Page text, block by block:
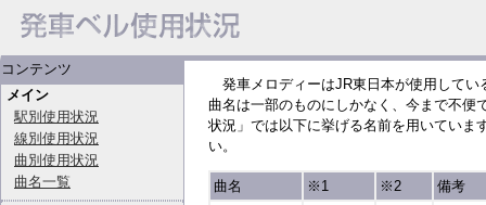
コンテンツ
メイン
駅別使用状況
線別使用状況
曲別使用状況
曲名一覧
発車メロディーはJR東日本が使用して
曲名は一部のものにしかなく、今まで不便
状況」では以下に挙げる名前を用いていま
い。
曲名 ※1 ※2
備考